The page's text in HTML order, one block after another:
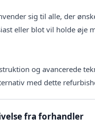
sig til alle, der
eller blot vil holde øje
og avancerede
med dette
fra forhandler